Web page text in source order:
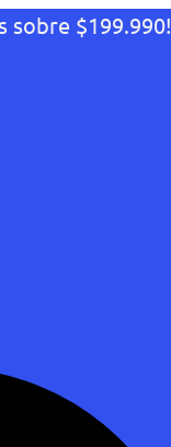
sobre $199.990!